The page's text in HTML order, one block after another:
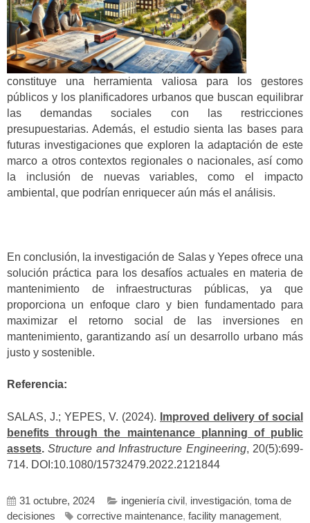
constituye una herramienta valiosa para los gestores
públicos y los planificadores urbanos que buscan equilibrar
las demandas sociales con las restricciones
presupuestarias. Además, el estudio sienta las bases para
futuras investigaciones que exploren la adaptación de este
marco a otros contextos regionales o nacionales, así como
la inclusión de nuevas variables, como el impacto
ambiental, que podrían enriquecer aún más el análisis.
En conclusión, la investigación de Salas y Yepes ofrece una
solución práctica para los desafíos actuales en materia de
mantenimiento de infraestructuras públicas, ya que
proporciona un enfoque claro y bien fundamentado para
maximizar el retorno social de las inversiones en
mantenimiento, garantizando así un desarrollo urbano más
justo y sostenible.
Referencia:
SALAS, J.; YEPES, V. (2024).
Improved delivery of social
benefits through the maintenance planning of public
assets. Structure and Infrastructure Engineering, 20(5):699-
714. DOI:10.1080/15732479.2022.2121844
31 octubre, 2024 ingeniería civil , investigación, toma de
decisiones
corrective maintenance, facility management,